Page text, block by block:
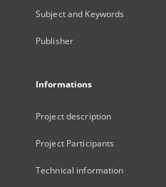
Subject and Keywords
Publisher
Informations
Project description
Project Participants
Technical information